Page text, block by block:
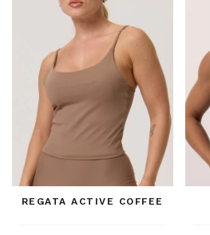
REGATA ACTIVE COFFEE